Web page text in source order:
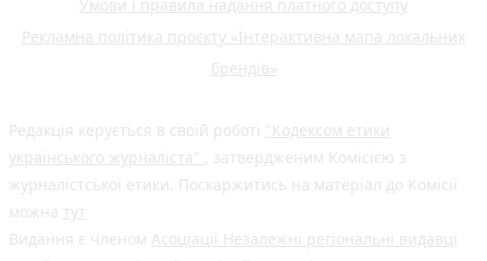
Умови і правила надання платного доступу
Рекламна політика проєкту «Інтерактивна мапа локальних
брендів»
Редакція керується в своїй роботі "Кодексом етики
українського журналіста"
, затвердженим Комісією з
журналістської етики. Поскаржитись на матеріал до Комісії
можна тут
Видання є членом Асоціації Незалежні регіональні видавці